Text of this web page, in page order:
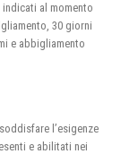
al momento
30 giorni
e abbigliamento
l’esigenze
e abilitati nei